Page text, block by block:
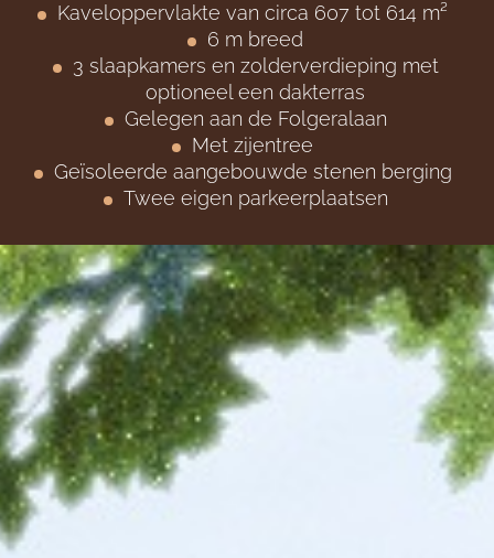
Kaveloppervlakte van circa 607 tot 614 m²
6 m breed
3 slaapkamers en zolderverdieping met
optioneel een dakterras
Gelegen aan de Folgeralaan
Met zijentree
Geïsoleerde aangebouwde stenen berging
Twee eigen parkeerplaatsen